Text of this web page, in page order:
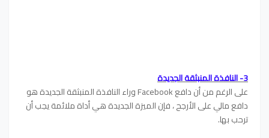
3- النافذة المنبثقة الجديدة
على الرغم من أن دافع Facebook وراء النافذة المنبثقة الجديدة هو
دافع مالي على الأرجح ، فإن الميزة الجديدة هي أداة ملائمة يجب أن
ترحب بها.